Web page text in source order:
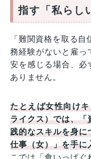
指す「私らし
「難関資格を取る
務経験がないと雇っ
安を感じる場合、必
ありません。
たとえば女性向け
ライクス）では、「
践的なスキルを身に
仕事（女）」を手に